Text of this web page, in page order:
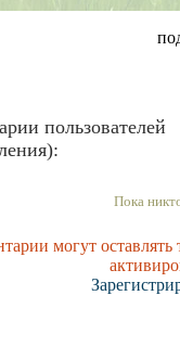
пользователей
Пока
могут оставлять